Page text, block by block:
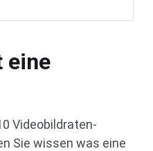
eine
Videobildraten-
Sie wissen was eine